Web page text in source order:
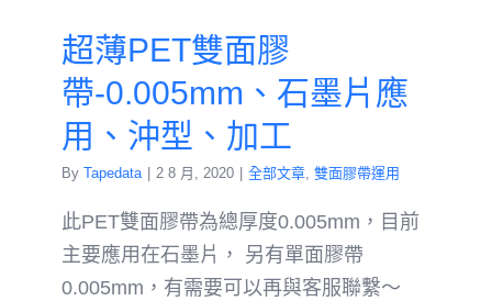
超薄PET雙面膠
帶-0.005mm、石墨片應
用、沖型、加工
By Tapedata 2 8 月, 2020 全部文章, 雙面膠帶運用
此PET雙面膠帶為總厚度0.005mm，目前
主要應用在石墨片， 另有單面膠帶
0.005mm，有需要可以再與客服聯繫～